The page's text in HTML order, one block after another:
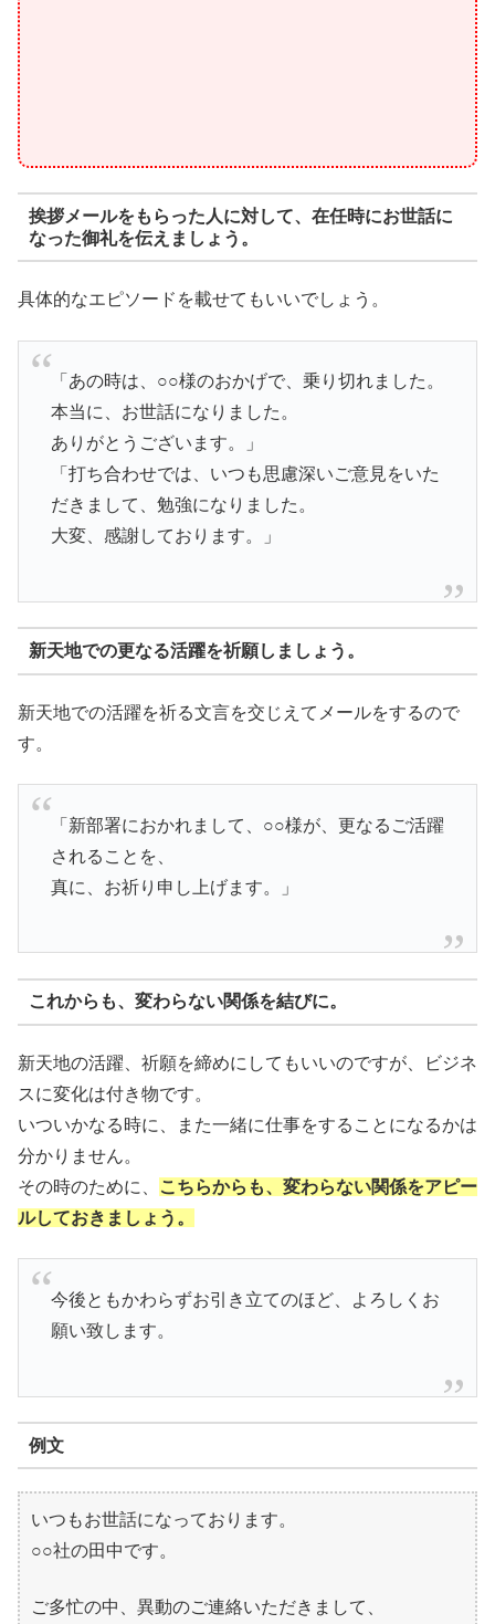
挨拶メールをもらった人に対して、在任時にお世話に
なった御礼を伝えましょう。
具体的なエピソードを載せてもいいでしょう。
「あの時は、○○様のおかげで、乗り切れました。
本当に、お世話になりました。
ありがとうございます。」
「打ち合わせでは、いつも思慮深いご意見をいた
だきまして、勉強になりました。
大変、感謝しております。」
新天地での更なる活躍を祈願しましょう。
新天地での活躍を祈る文言を交じえてメールをするので
す。
「新部署におかれまして、○○様が、更なるご活躍
されることを、
真に、お祈り申し上げます。」
これからも、変わらない関係を結びに。
新天地の活躍、祈願を締めにしてもいいのですが、ビジネ
スに変化は付き物です。
いついかなる時に、また一緒に仕事をすることになるかは
分かりません。
その時のために、
こちらからも、変わらない関係をアピー
ルしておきましょう。
今後ともかわらずお引き立てのほど、よろしくお
願い致します。
例文
いつもお世話になっております。
○○社の田中です。
ご多忙の中、異動のご連絡いただきまして、